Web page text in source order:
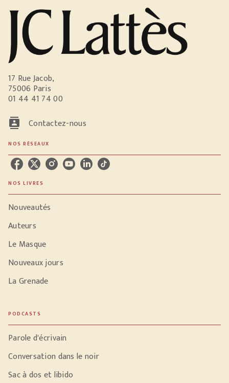
17 Rue Jacob,
75006 Paris
01 44 41 74 00
contacts Contactez-nous
NOS RÉSEAUX
NOS LIVRES
Nouveautés
Auteurs
Le Masque
Nouveaux jours
La Grenade
PODCASTS
Parole d'écrivain
Conversation dans le noir
Sac à dos et libido